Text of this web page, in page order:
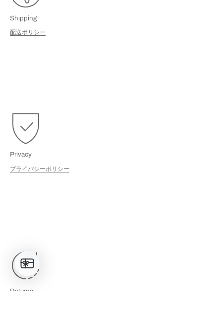
Shipping
配送ポリシー
Privacy
プライバシーポリシー
Returns